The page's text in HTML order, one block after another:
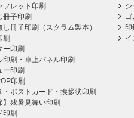
フレット印刷
冊子印刷
し冊子印刷（スクラム製本）
刷
ー印刷
印刷・卓上パネル印刷
ー印刷
印刷
・ポストカード・挨拶状印刷
】残暑見舞い印刷
印刷
シ
ゴ
印